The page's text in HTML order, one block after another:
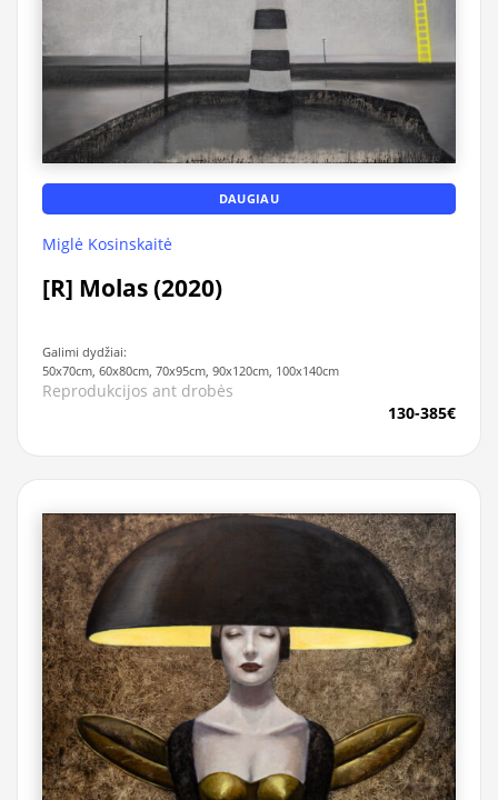
DAUGIAU
Miglė Kosinskaitė
[R] Molas (2020)
Galimi dydžiai:
50x70cm, 60x80cm, 70x95cm, 90x120cm, 100x140cm
Reprodukcijos ant drobės
130-385€